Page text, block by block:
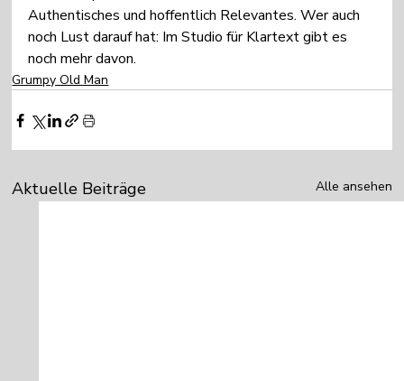
Authentisches und hoffentlich Relevantes. Wer auch
noch Lust darauf hat: Im Studio für Klartext gibt es
noch mehr davon.
Grumpy Old Man
Aktuelle Beiträge Alle ansehen